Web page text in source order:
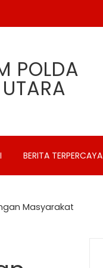
POLDA
BERITA TERPERCAYA
Masyarakat